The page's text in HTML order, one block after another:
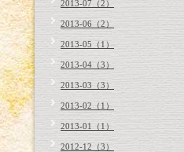
2013-07（2）
2013-06（2）
2013-05（1）
2013-04（3）
2013-03（3）
2013-02（1）
2013-01（1）
2012-12（3）